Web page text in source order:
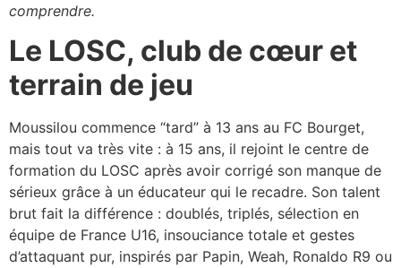
comprendre.​
Le LOSC, club de cœur et
terrain de jeu
Moussilou commence “tard” à 13 ans au FC Bourget,
mais tout va très vite : à 15 ans, il rejoint le centre de
formation du LOSC après avoir corrigé son manque de
sérieux grâce à un éducateur qui le recadre. Son talent
brut fait la différence : doublés, triplés, sélection en
équipe de France U16, insouciance totale et gestes
d’attaquant pur, inspirés par Papin, Weah, Ronaldo R9 ou